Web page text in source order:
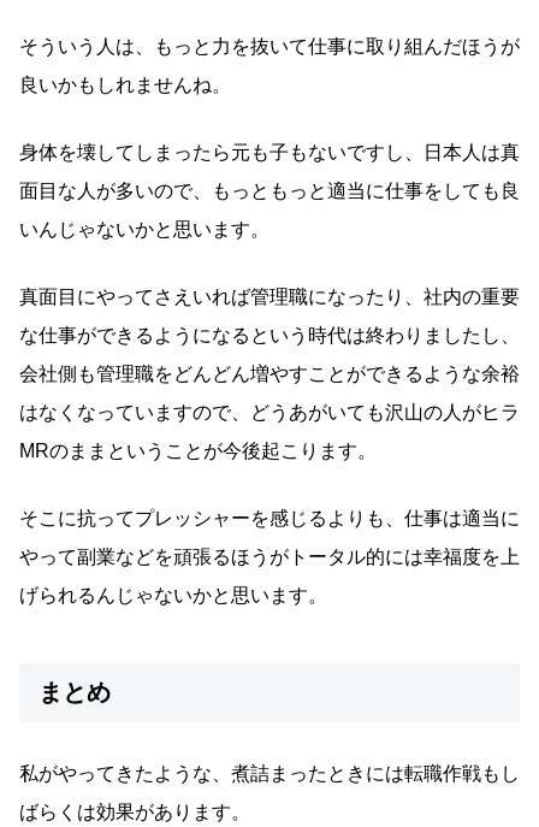
そういう人は、もっと力を抜いて仕事に取り組んだほうが
良いかもしれませんね。
身体を壊してしまったら元も子もないですし、日本人は真
面目な人が多いので、もっともっと適当に仕事をしても良
いんじゃないかと思います。
真面目にやってさえいれば管理職になったり、社内の重要
な仕事ができるようになるという時代は終わりましたし、
会社側も管理職をどんどん増やすことができるような余裕
はなくなっていますので、どうあがいても沢山の人がヒラ
MRのままということが今後起こります。
そこに抗ってプレッシャーを感じるよりも、仕事は適当に
やって副業などを頑張るほうがトータル的には幸福度を上
げられるんじゃないかと思います。
まとめ
私がやってきたような、煮詰まったときには転職作戦もし
ばらくは効果があります。